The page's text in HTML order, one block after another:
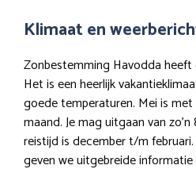
Klimaat en
Zonbestemming Havodda
Het is een heerlijk
goede temperaturen. Mei is met
maand. Je mag uitgaan van
reistijd is december t/m
geven we uitgebreide